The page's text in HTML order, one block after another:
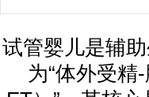
试管婴儿是辅
为“体外受精